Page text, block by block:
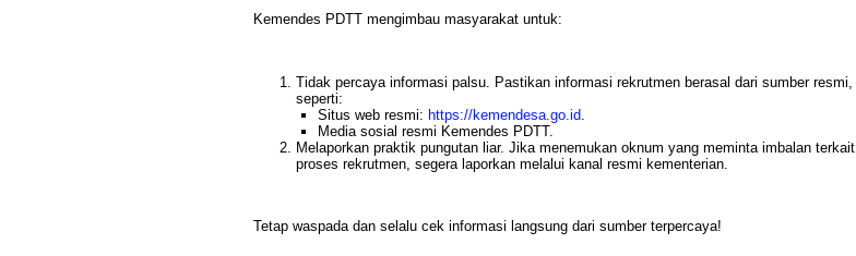
Kemendes PDTT mengimbau masyarakat untuk:
Tidak percaya informasi palsu. Pastikan informasi rekrutmen berasal dari sumber resmi,
seperti:
Situs web resmi: https://kemendesa.go.id.
Media sosial resmi Kemendes PDTT.
Melaporkan praktik pungutan liar. Jika menemukan oknum yang meminta imbalan terkait
proses rekrutmen, segera laporkan melalui kanal resmi kementerian.
Tetap waspada dan selalu cek informasi langsung dari sumber terpercaya!